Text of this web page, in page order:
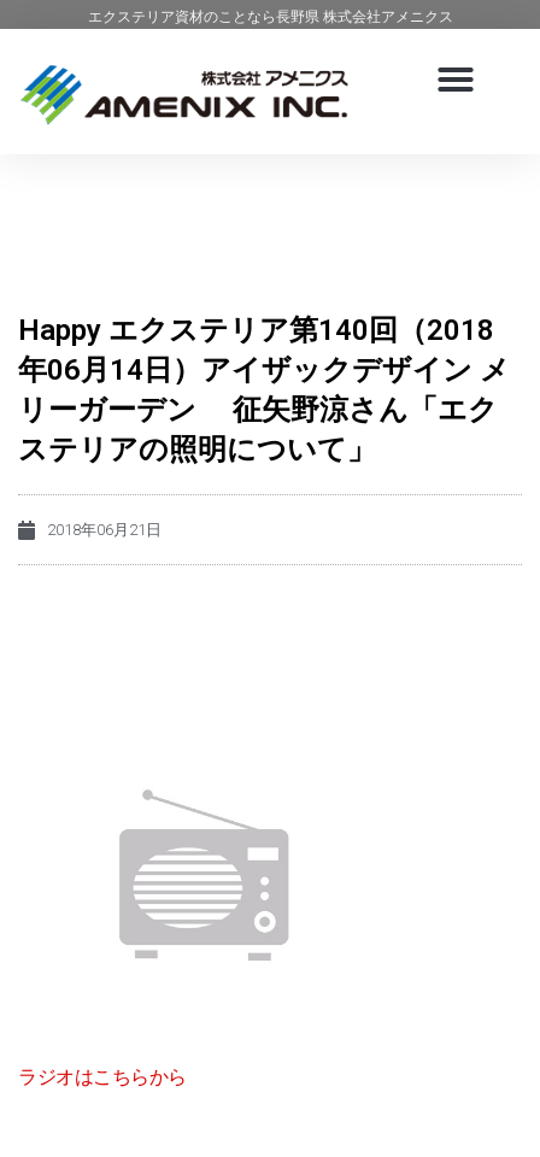
エクステリア資材のことなら長野県 株式会社アメニクス
Happy エクステリア第140回（2018
年06月14日）アイザックデザイン メ
リーガーデン 征矢野涼さん「エク
ステリアの照明について」
2018年06月21日
ラジオはこちらから